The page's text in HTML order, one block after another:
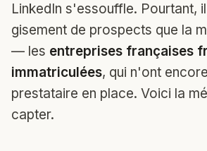
LinkedIn s'essouffle. Pourtant,
gisement de prospects que la
— les entreprises françaises
immatriculées, qui n'ont
prestataire en place. Voici la
capter.